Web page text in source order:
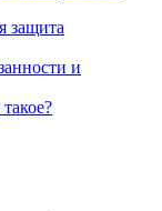
защита
и